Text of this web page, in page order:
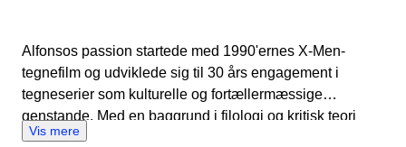
Alfonsos passion startede med 1990'ernes X-Men-
tegnefilm og udviklede sig til 30 års engagement i
tegneserier som kulturelle og fortællermæssige
genstande. Med en baggrund i filologi og kritisk teori
betragter han tegneserier som en levende dialog –
Vis mere